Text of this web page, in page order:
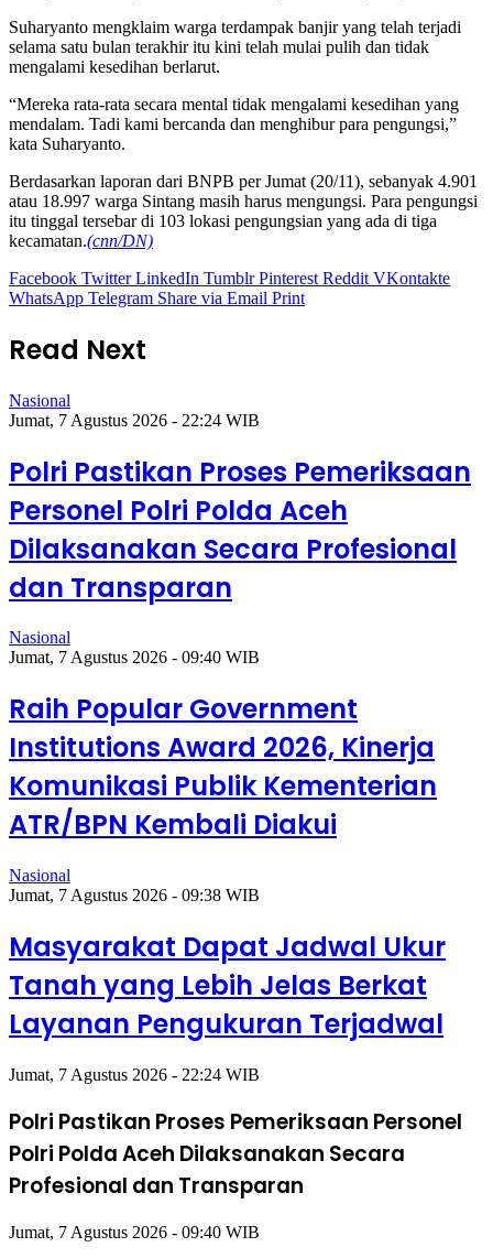
Suharyanto mengklaim warga terdampak banjir yang telah terjadi
selama satu bulan terakhir itu kini telah mulai pulih dan tidak
mengalami kesedihan berlarut.
“Mereka rata-rata secara mental tidak mengalami kesedihan yang
mendalam. Tadi kami bercanda dan menghibur para pengungsi,”
kata Suharyanto.
Berdasarkan laporan dari BNPB per Jumat (20/11), sebanyak 4.901
atau 18.997 warga Sintang masih harus mengungsi. Para pengungsi
itu tinggal tersebar di 103 lokasi pengungsian yang ada di tiga
kecamatan.(cnn/DN)
Facebook Twitter LinkedIn Tumblr Pinterest Reddit VKontakte
WhatsApp Telegram Share via Email Print
Read Next
Nasional
Jumat, 7 Agustus 2026 - 22:24 WIB
Polri Pastikan Proses Pemeriksaan
Personel Polri Polda Aceh
Dilaksanakan Secara Profesional
dan Transparan
Nasional
Jumat, 7 Agustus 2026 - 09:40 WIB
Raih Popular Government
Institutions Award 2026, Kinerja
Komunikasi Publik Kementerian
ATR/BPN Kembali Diakui
Nasional
Jumat, 7 Agustus 2026 - 09:38 WIB
Masyarakat Dapat Jadwal Ukur
Tanah yang Lebih Jelas Berkat
Layanan Pengukuran Terjadwal
Jumat, 7 Agustus 2026 - 22:24 WIB
Polri Pastikan Proses Pemeriksaan Personel
Polri Polda Aceh Dilaksanakan Secara
Profesional dan Transparan
Jumat, 7 Agustus 2026 - 09:40 WIB